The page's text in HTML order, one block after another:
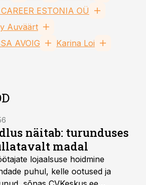
ESTONIA OÜ
Auväärt
AVOIG
Karina Loi
näitab: turunduses
madal
lojaalsuse hoidmine
puhul, kelle ootused ja